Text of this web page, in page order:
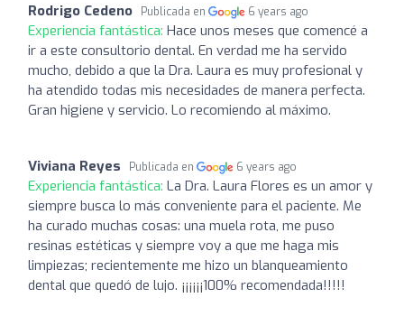
Rodrigo Cedeno Publicada en 6 years ago
Experiencia fantástica: Hace unos meses que comencé a
ir a este consultorio dental. En verdad me ha servido
mucho, debido a que la Dra. Laura es muy profesional y
ha atendido todas mis necesidades de manera perfecta.
Gran higiene y servicio. Lo recomiendo al máximo.
Viviana Reyes Publicada en 6 years ago
Experiencia fantástica: La Dra. Laura Flores es un amor y
siempre busca lo más conveniente para el paciente. Me
ha curado muchas cosas: una muela rota, me puso
resinas estéticas y siempre voy a que me haga mis
limpiezas; recientemente me hizo un blanqueamiento
dental que quedó de lujo. ¡¡¡¡¡¡100% recomendada!!!!!